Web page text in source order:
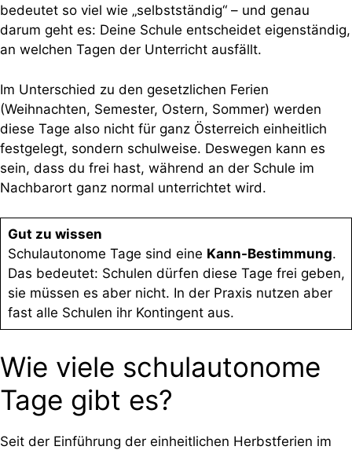
bedeutet so viel wie „selbstständig“ – und genau
darum geht es: Deine Schule entscheidet eigenständig,
an welchen Tagen der Unterricht ausfällt.
Im Unterschied zu den gesetzlichen Ferien
(Weihnachten, Semester, Ostern, Sommer) werden
diese Tage also nicht für ganz Österreich einheitlich
festgelegt, sondern schulweise. Deswegen kann es
sein, dass du frei hast, während an der Schule im
Nachbarort ganz normal unterrichtet wird.
Gut zu wissen
Schulautonome Tage sind eine Kann-Bestimmung.
Das bedeutet: Schulen dürfen diese Tage frei geben,
sie müssen es aber nicht. In der Praxis nutzen aber
fast alle Schulen ihr Kontingent aus.
Wie viele schulautonome
Tage gibt es?
Seit der Einführung der einheitlichen Herbstferien im